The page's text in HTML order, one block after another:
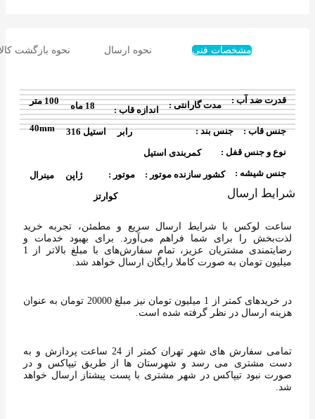
مشخصات فنی نحوه ارسال نحوه بازگشت کالا
قدرت ضد آب : 100 متر مدت گارانتی : 18 ماه
اندازه قاب :
40mm
جنس قاب : استیل 316 جنس بند :
رابر
نوع و جنس قفل :
کمربندی استیل
جنس شیشه :
مینرال کشور سازنده موتور : ژاپن موتور :
کوارتز شرایط ارسال
ساعت لوکس با شرایط ارسال سریع‌ و مطمئن، تجربه خرید
لذت‌بخش را برای شما فراهم می‌آورد. برای بهبود خدمات و
رضایتمندی مشتریان عزیز، تمام سفارش‌های با مبلغ بالاتر از 1
میلیون تومان به‌ صورت کاملا رایگان ارسال خواهد شد.
در خریدهای کمتر از 1 میلیون تومان نیز مبلغ 20000 تومان به عنوان
هزینه ارسال در نظر گرفته شده است.
تمامی سفارش های شهر تهران کمتر از 24 ساعت پردازش و به
دست مشتری می رسد و شهرستان ها از طریق تیپاکس و در
صورت نبود تیپاکس در شهر مشتری با پست پیشتاز ارسال خواهد
شد.